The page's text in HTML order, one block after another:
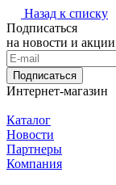
Назад к списку
Подписаться
на новости и акции
Подписаться
Интернет-магазин
Каталог
Новости
Партнеры
Компания